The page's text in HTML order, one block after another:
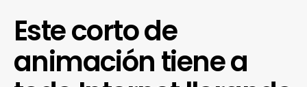
Este corto de
animación tiene a